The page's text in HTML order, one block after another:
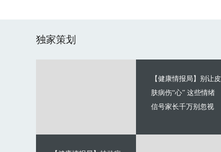
独家策划
【健康情报局】别让皮
肤病伤“心” 这些情绪
信号家长千万别忽视